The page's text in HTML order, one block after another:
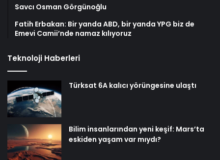
Savcı Osman Görgünoğlu
Fatih Erbakan: Bir yanda ABD, bir yanda YPG biz de
Emevi Camii’nde namaz kılıyoruz
Teknoloji Haberleri
Türksat 6A kalıcı yörüngesine ulaştı
Bilim insanlarından yeni keşif: Mars’ta
eskiden yaşam var mıydı?